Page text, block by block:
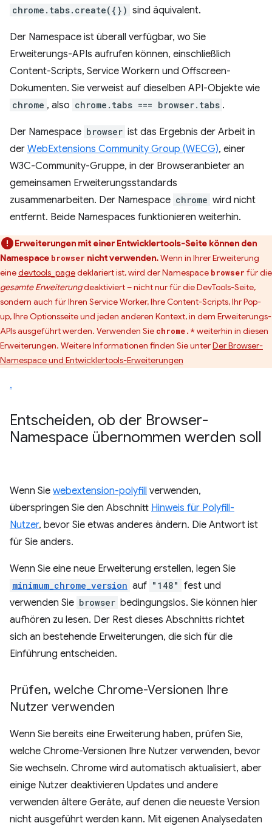
chrome.tabs.create({}) sind äquivalent.
Der Namespace ist überall verfügbar, wo Sie
Erweiterungs-APIs aufrufen können, einschließlich
Content-Scripts, Service Workern und Offscreen-
Dokumenten. Sie verweist auf dieselben API-Objekte wie
chrome , also chrome.tabs === browser.tabs .
Der Namespace browser ist das Ergebnis der Arbeit in
der WebExtensions Community Group (WECG), einer
W3C-Community-Gruppe, in der Browseranbieter an
gemeinsamen Erweiterungsstandards
zusammenarbeiten. Der Namespace chrome wird nicht
entfernt. Beide Namespaces funktionieren weiterhin.
Erweiterungen mit einer Entwicklertools-Seite können den
Namespace browser nicht verwenden.Wenn in Ihrer Erweiterung
einedevtools_pagedeklariert ist, wird der Namespace browser für die
gesamte Erweiterungdeaktiviert – nicht nur für die DevTools-Seite,
sondern auch für Ihren Service Worker, Ihre Content-Scripts, Ihr Pop-
up, Ihre Optionsseite und jeden anderen Kontext, in dem Erweiterungs-
APIs ausgeführt werden. Verwenden Sie chrome.* weiterhin in diesen
Erweiterungen. Weitere Informationen finden Sie unterDer Browser-
Namespace und Entwicklertools-Erweiterungen
.
Entscheiden, ob der Browser-
Namespace übernommen werden soll
Wenn Sie webextension-polyfill verwenden,
überspringen Sie den Abschnitt Hinweis für Polyfill-
Nutzer, bevor Sie etwas anderes ändern. Die Antwort ist
für Sie anders.
Wenn Sie eine neue Erweiterung erstellen, legen Sie
minimum_chrome_version auf "148" fest und
verwenden Sie browser bedingungslos. Sie können hier
aufhören zu lesen. Der Rest dieses Abschnitts richtet
sich an bestehende Erweiterungen, die sich für die
Einführung entscheiden.
Prüfen, welche Chrome-Versionen Ihre
Nutzer verwenden
Wenn Sie bereits eine Erweiterung haben, prüfen Sie,
welche Chrome-Versionen Ihre Nutzer verwenden, bevor
Sie wechseln. Chrome wird automatisch aktualisiert, aber
einige Nutzer deaktivieren Updates und andere
verwenden ältere Geräte, auf denen die neueste Version
nicht ausgeführt werden kann. Mit eigenen Analysedaten